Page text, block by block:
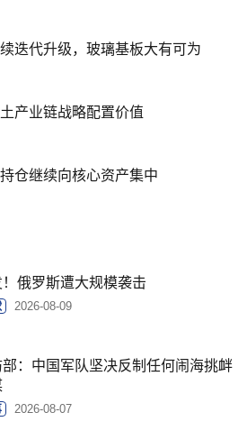
迭代升级，玻璃基板大有可为
产业链战略配置价值
仓继续向核心资产集中
！俄罗斯遭大规模袭击
2026-08-09
部：中国军队坚决反制任何闹海挑衅
2026-08-07